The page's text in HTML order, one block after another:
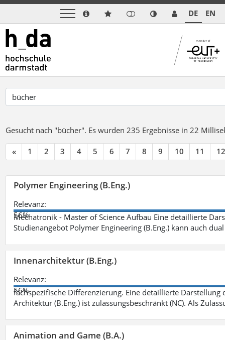
DE EN
Gesucht nach "bücher". Es wurden 235 Ergebnisse in 22
« 1 2 3 4 5 6 7 8 9 10 11 12
Polymer Engineering (B.Eng.)
Relevanz:
56%
Mechatronik - Master of Science Aufbau Eine detaillierte
Studienangebot Polymer Engineering (B.Eng.) kann auch
Innenarchitektur (B.Eng.)
Relevanz:
56%
fachspezifische Differenzierung. Eine detaillierte
Architektur (B.Eng.) ist zulassungsbeschränkt (NC). Als
Animation and Game (B.A.)